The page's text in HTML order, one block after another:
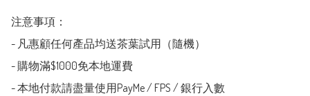
注意事項：
- 凡惠顧任何產品均送茶葉試用（隨機）
- 購物滿$1000免本地運費
- 本地付款請盡量使用PayMe / FPS / 銀行入數